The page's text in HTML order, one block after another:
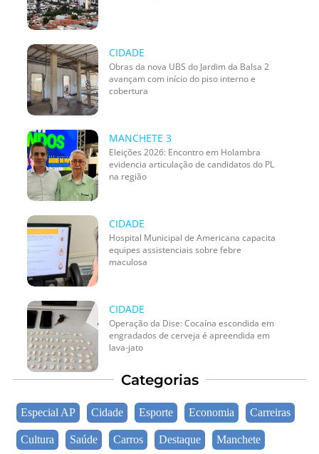
CIDADE
Obras da nova UBS do Jardim da Balsa 2
avançam com início do piso interno e
cobertura
MANCHETE 3
Eleições 2026: Encontro em Holambra
evidencia articulação de candidatos do PL
na região
CIDADE
Hospital Municipal de Americana capacita
equipes assistenciais sobre febre
maculosa
CIDADE
Operação da Dise: Cocaína escondida em
engradados de cerveja é apreendida em
lava-jato
Categorias
Especial AP Cidade Esporte Economia Carreiras
Cultura Saúde Carros Destaque Manchete